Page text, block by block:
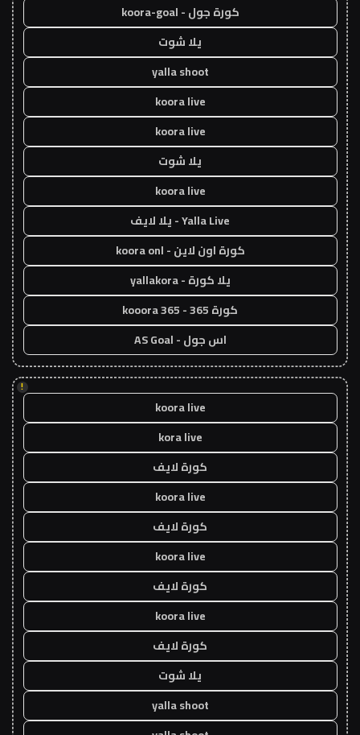
كورة جول - koora-goal
يلا شوت
yalla shoot
koora live
koora live
يلا شوت
koora live
Yalla Live - يلا لايف
كورة اون لاين - koora onl
يلا كورة - yallakora
كورة 365 - kooora 365
اس جول - AS Goal
!
koora live
kora live
كورة لايف
koora live
كورة لايف
koora live
كورة لايف
koora live
كورة لايف
يلا شوت
yalla shoot